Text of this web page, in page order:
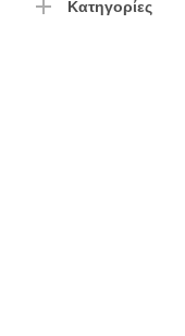
Κατηγορίες